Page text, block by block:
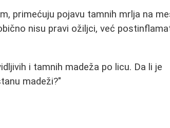
primećuju pojavu tamnih mrlja na
nisu pravi ožiljci, već
i tamnih madeža po licu. Da li je
madeži?"